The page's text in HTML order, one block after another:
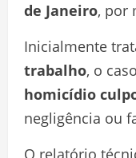
de Janeiro, por
Inicialmente
trabalho, o
homicídio
negligência ou
O relatório